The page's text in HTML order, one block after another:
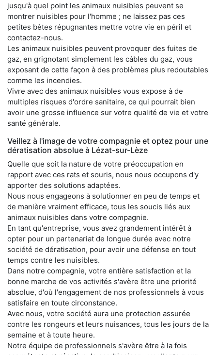
jusqu'à quel point les animaux nuisibles peuvent se
montrer nuisibles pour l'homme ; ne laissez pas ces
petites bêtes répugnantes mettre votre vie en péril et
contactez-nous.
Les animaux nuisibles peuvent provoquer des fuites de
gaz, en grignotant simplement les câbles du gaz, vous
exposant de cette façon à des problèmes plus redoutables
comme les incendies.
Vivre avec des animaux nuisibles vous expose à de
multiples risques d'ordre sanitaire, ce qui pourrait bien
avoir une grosse influence sur votre qualité de vie et votre
santé générale.
Veillez à l'image de votre compagnie et optez pour une
dératisation absolue à Lézat-sur-Lèze
Quelle que soit la nature de votre préoccupation en
rapport avec ces rats et souris, nous nous occupons d'y
apporter des solutions adaptées.
Nous nous engageons à solutionner en peu de temps et
de manière vraiment efficace, tous les soucis liés aux
animaux nuisibles dans votre compagnie.
En tant qu'entreprise, vous avez grandement intérêt à
opter pour un partenariat de longue durée avec notre
société de dératisation, pour avoir une défense en tout
temps contre les nuisibles.
Dans notre compagnie, votre entière satisfaction et la
bonne marche de vos activités s'avère être une priorité
absolue, d'où l'engagement de nos professionnels à vous
satisfaire en toute circonstance.
Avec nous, votre société aura une protection assurée
contre les rongeurs et leurs nuisances, tous les jours de la
semaine et à toute heure.
Notre équipe de professionnels s'avère être à la fois